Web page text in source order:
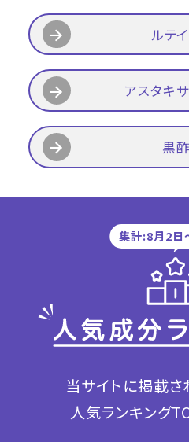
ルテ
アスタキ
黒酢
集計:8月2日
当サイトに掲載
人気ランキング